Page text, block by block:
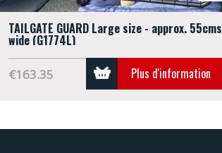
TAILGATE GUARD Large size - approx. 55cms
wide (G1774L)
€163.35 Plus d'information